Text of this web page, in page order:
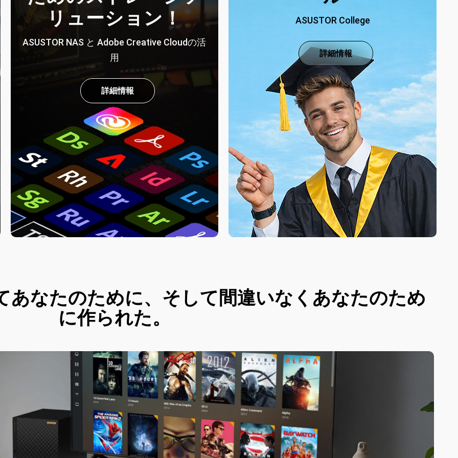
リューション！
ASUSTOR NAS と Adobe Creative Cloudの活
用
詳細情報
ASUSTOR College
詳細情報
あなたのために、そして間違いなくあなたのため
に作られた。